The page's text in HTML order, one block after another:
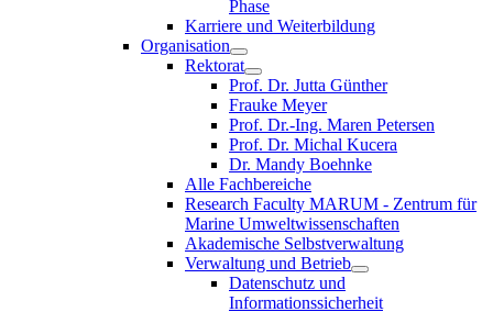
Phase
Karriere und Weiterbildung
Organisation
Rektorat
Prof. Dr. Jutta Günther
Frauke Meyer
Prof. Dr.-Ing. Maren Petersen
Prof. Dr. Michal Kucera
Dr. Mandy Boehnke
Alle Fachbereiche
Research Faculty MARUM - Zentrum für
Marine Umweltwissenschaften
Akademische Selbstverwaltung
Verwaltung und Betrieb
Datenschutz und
Informationssicherheit